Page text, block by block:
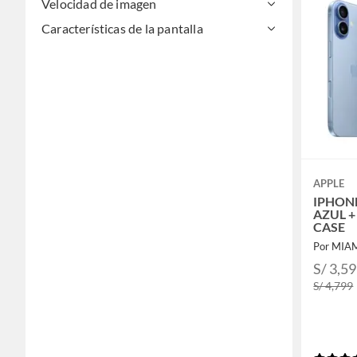
Velocidad de imagen
Características de la pantalla
APPLE
AZUL
CASE
Por
S/
S/ 4,799